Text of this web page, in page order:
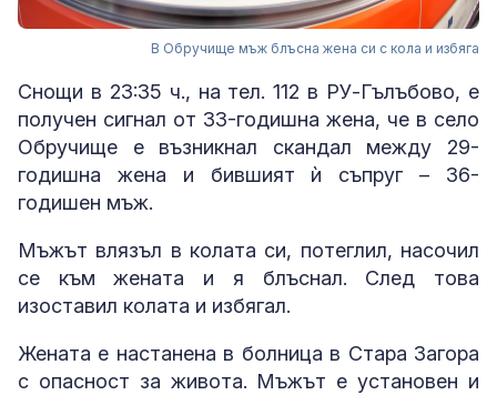
В Обручище мъж блъсна жена си с кола и избяга
Снощи в 23:35 ч., на тел. 112 в РУ-Гълъбово, е
получен сигнал от 33-годишна жена, че в село
Обручище е възникнал скандал между 29-
годишна жена и бившият ѝ съпруг – 36-
годишен мъж.
Мъжът влязъл в колата си, потеглил, насочил
се към жената и я блъснал. След това
изоставил колата и избягал.
Жената е настанена в болница в Стара Загора
с опасност за живота. Мъжът е установен и